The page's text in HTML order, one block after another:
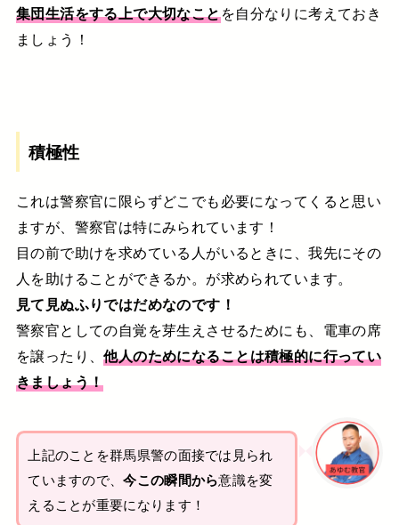
集団生活をする上で大切なことを自分なりに考えておき
ましょう！
積極性
これは警察官に限らずどこでも必要になってくると思い
ますが、警察官は特にみられています！
目の前で助けを求めている人がいるときに、我先にその
人を助けることができるか。が求められています。
見て見ぬふりではだめなのです！
警察官としての自覚を芽生えさせるためにも、電車の席
を譲ったり、他人のためになることは積極的に行ってい
きましょう！
上記のことを群馬県警の面接では見られ
ていますので、今この瞬間から意識を変
えることが重要になります！